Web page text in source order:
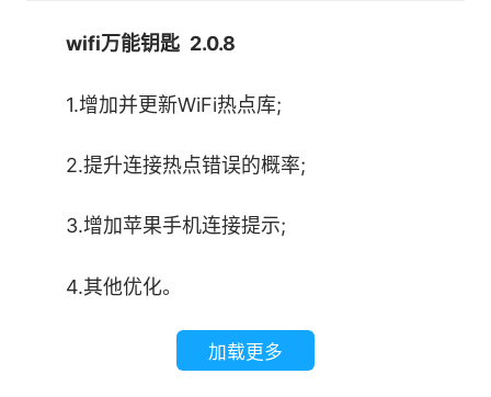
累，构建庞大且精准的风险数据库，持续更新
恶意 WiFi特征，确保对潜在风险的识别，始终紧
跟网络安全威胁的演变节奏
2、多维度安全检测
3.设置完毕点击【立即安装】，耐心等待软件
wifi万能钥匙 2.0.8
1.增加并更新WiFi热点库;
2.提升连接热点错误的概率;
3.增加苹果手机连接提示;
4.其他优化。
加载更多